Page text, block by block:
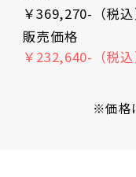
￥369,270-（税込
販売価格
￥232,640-（税込
※価格